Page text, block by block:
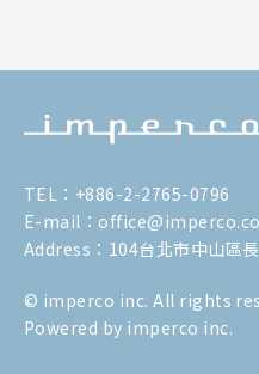
TEL：+886-2-2765-0796
E-mail： office@imperco.co
Address：104台北市中山區
© imperco inc. All rights
Powered by imperco inc.